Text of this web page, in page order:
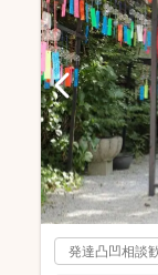
発達凸凹相談